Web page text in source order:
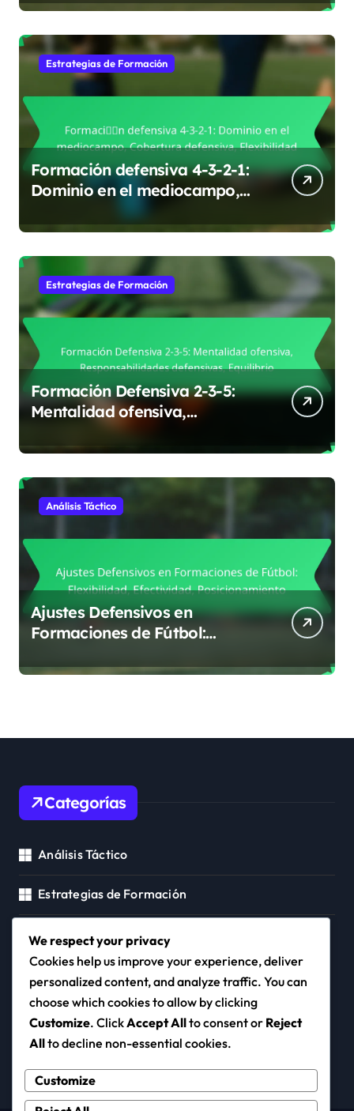
Estrategias de Formación
Formación defensiva 4-3-2-1:
Dominio en el mediocampo,
Cobertura defensiva,
Flexibilidad
Estrategias de Formación
Formación Defensiva 2-3-5:
Mentalidad ofensiva,
Responsabilidades defensivas,
Equilibrio
Análisis Táctico
Ajustes Defensivos en
Formaciones de Fútbol:
Posicionamiento
Categorías
Análisis Táctico
Estrategias de Formación
Posicionamiento del Jugador
capcom-town.es
We respect your privacy
Cookies help us improve your experience, deliver
personalized content, and analyze traffic. You can
choose which cookies to allow by clicking
Customize. ClickAccept Allto consent or Reject
Allto decline non-essential cookies.
Customize